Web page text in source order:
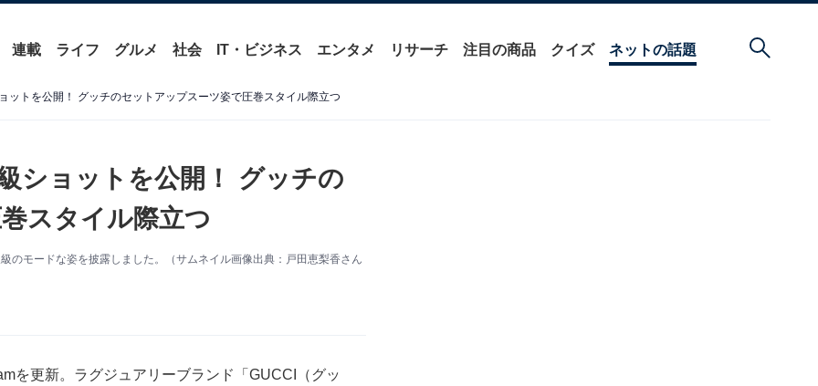
連載 ライフ グルメ 社会 IT・ビジネス エンタメ リサーチ 注目の商品 クイズ ネットの話題
ットを公開！ グッチのセットアップスーツ姿で圧巻スタイル際立つ
ショットを公開！ グッチの
スタイル際立つ
のモードな姿を披露しました。（サムネイル画像出典：戸田恵梨香さん
を更新。ラグジュアリーブランド「GUCCI（グッ